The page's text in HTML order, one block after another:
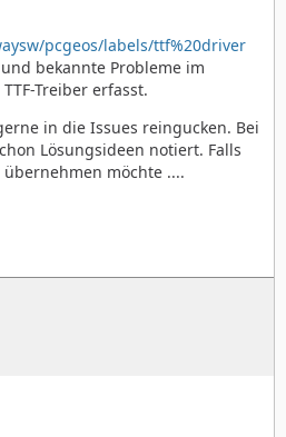
pcgeos/labels/ttf%20driver
bekannte Probleme im
Treiber erfasst.
in die Issues reingucken. Bei
Lösungsideen notiert. Falls
möchte ....